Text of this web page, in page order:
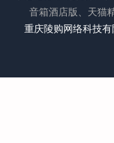
音箱酒店版、天猫
重庆陵购网络科技